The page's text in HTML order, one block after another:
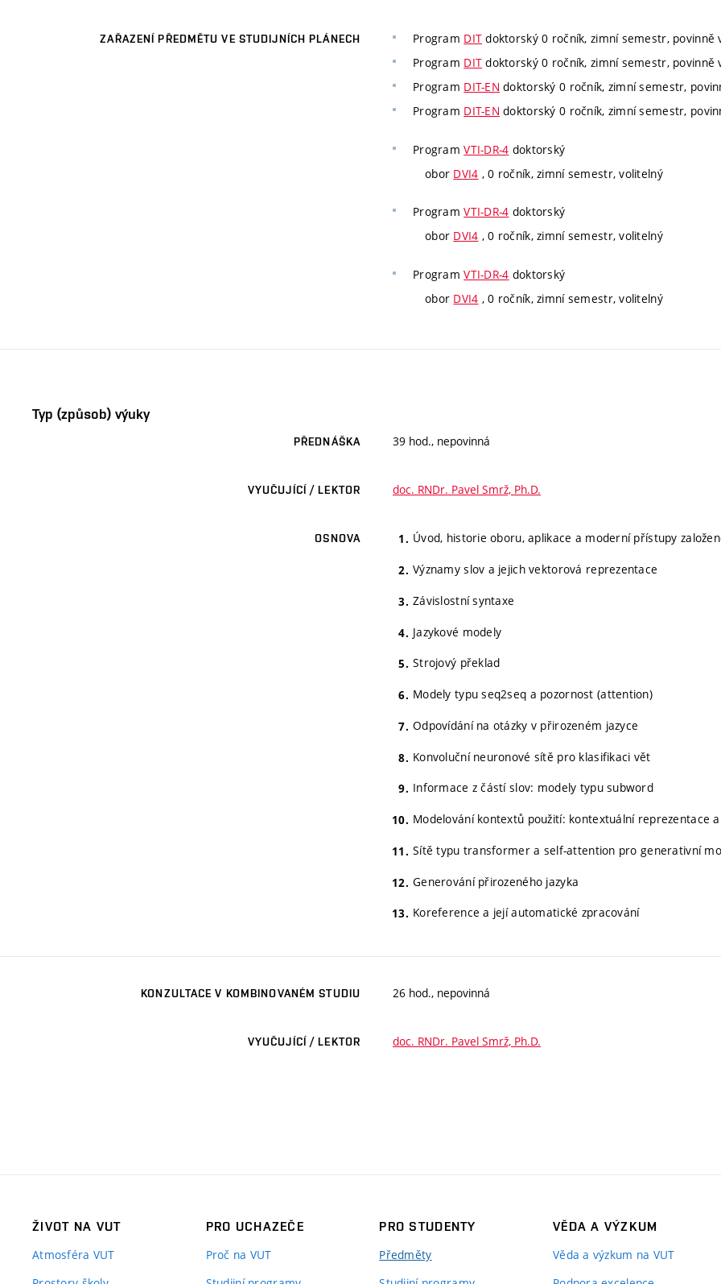
ZAŘAZENÍ PŘEDMĚTU VE STUDIJNÍCH PLÁNECH Program DIT doktorský 0 ročník, zimní semestr, povinně
Program DIT doktorský 0 ročník, zimní semestr, povinně
Program DIT-EN doktorský 0 ročník, zimní semestr,
Program DIT-EN doktorský 0 ročník, zimní semestr,
ProgramVTI-DR-4 doktorský
obor DVI4 , 0 ročník, zimní semestr, volitelný
ProgramVTI-DR-4 doktorský
obor DVI4 , 0 ročník, zimní semestr, volitelný
ProgramVTI-DR-4 doktorský
obor DVI4 , 0 ročník, zimní semestr, volitelný
Typ (způsob) výuky
PŘEDNÁŠKA 39 hod., nepovinná
VYUČUJÍCÍ / LEKTOR doc. RNDr. Pavel Smrž, Ph.D.
OSNOVA Úvod, historie oboru, aplikace a moderní přístupy
Významy slov a jejich vektorová reprezentace
Závislostní syntaxe
Jazykové modely
Strojový překlad
Modely typu seq2seq a pozornost (attention)
Odpovídání na otázky v přirozeném jazyce
Konvoluční neuronové sítě pro klasifikaci vět
Informace z částí slov: modely typu subword
Modelování kontextů použití: kontextuální reprezentace
Sítě typu transformer a self-attention pro generativní
Generování přirozeného jazyka
Koreference a její automatické zpracování
KONZULTACE V KOMBINOVANÉM STUDIU 26 hod., nepovinná
VYUČUJÍCÍ / LEKTOR doc. RNDr. Pavel Smrž, Ph.D.
ŽIVOT NA VUT
Atmosféra VUT
PRO UCHAZEČE
Proč na VUT
PRO STUDENTY
Předměty
VĚDA A VÝZKUM
Věda a výzkum na VUT